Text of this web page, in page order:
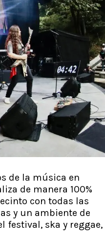
de la música en
de manera 100%
con todas las
y un ambiente de
festival, ska y reggae,